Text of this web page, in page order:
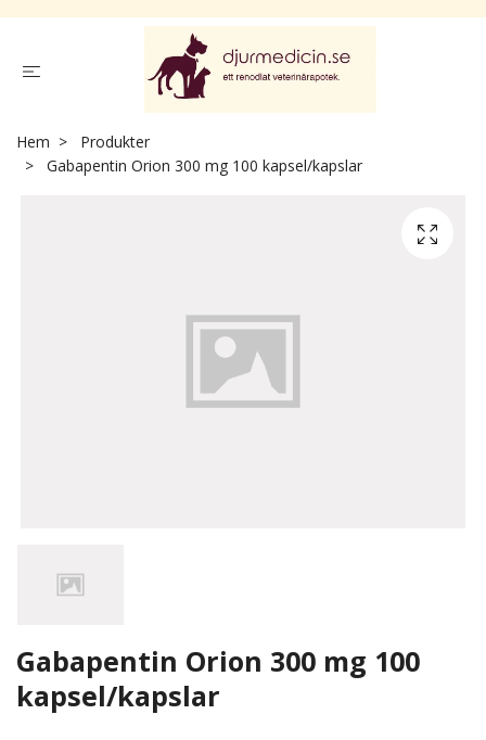
Hem
Produkter
Gabapentin Orion 300 mg 100 kapsel/kapslar
Gabapentin Orion 300 mg 100
kapsel/kapslar